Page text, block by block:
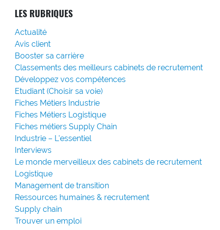
LES RUBRIQUES
Actualité
Avis client
Booster sa carrière
Classements des meilleurs cabinets de recrutement
Développez vos compétences
Etudiant (Choisir sa voie)
Fiches Métiers Industrie
Fiches Métiers Logistique
Fiches métiers Supply Chain
Industrie – L'essentiel
Interviews
Le monde merveilleux des cabinets de recrutement
Logistique
Management de transition
Ressources humaines & recrutement
Supply chain
Trouver un emploi